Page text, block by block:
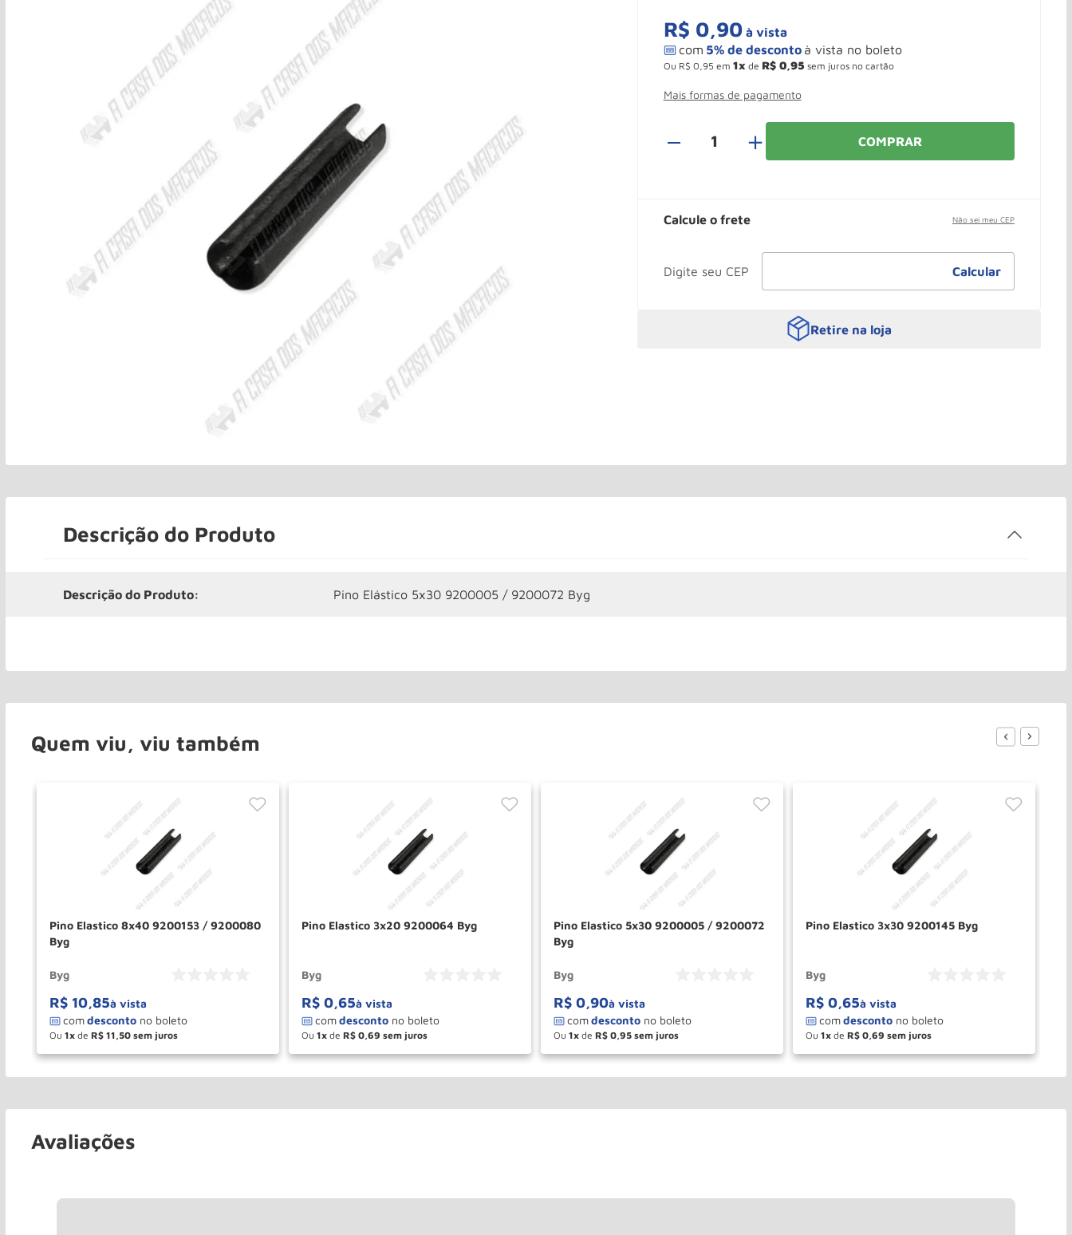
R$ 0,90à vista
Ou R$ 0 95 em 1 de R$ 0,95 sem juros no cartão
Mais formas de pagamento
＋ COMPRAR
Calcule o frete Não sei meu CEP
Retire na loja
Descrição do Produto
Descrição do Produto: Pino Elástico 5x30 9200005 / 9200072 Byg
Quem viu, viu também
Pino Elastico 8x40 9200153 / 9200080
Byg
Byg
R$ 10,85à vista
Ou 1 de R$ 11 50
＋
－ COMPRAR
Pino Elastico 3x20 9200064 Byg
Byg
R$ 0,65à vista
Ou 1 de R$ 0 69
＋
－ COMPRAR
Pino Elastico 5x30 9200005 / 9200072
Byg
Byg
R$ 0,90à vista
Ou 1 de R$ 0 95
＋
－ COMPRAR
Pino Elastico 3x30 9200145 Byg
Byg
R$ 0,65à vista
Ou 1 de R$ 0 69
＋
－ COMPRAR
Avaliações